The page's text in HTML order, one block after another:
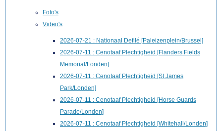
Foto's
Video's
2026-07-21 : Nationaal Defilé [Paleizenplein/Brussel]
2026-07-11 : Cenotaaf Plechtigheid [Flanders Fields
Memorial/Londen]
2026-07-11 : Cenotaaf Plechtigheid [St James
Park/Londen]
2026-07-11 : Cenotaaf Plechtigheid [Horse Guards
Parade/Londen]
2026-07-11 : Cenotaaf Plechtigheid [Whitehall/Londen]